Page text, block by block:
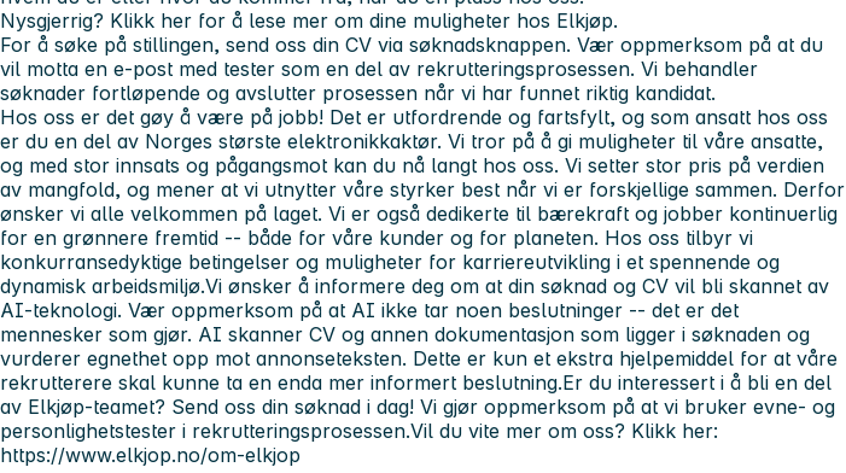
Nysgjerrig? Klikk her for å lese mer om dine muligheter hos Elkjøp.
For å søke på stillingen, send oss din CV via søknadsknappen. Vær oppmerksom på at du
vil motta en e-post med tester som en del av rekrutteringsprosessen. Vi behandler
søknader fortløpende og avslutter prosessen når vi har funnet riktig kandidat.
Hos oss er det gøy å være på jobb! Det er utfordrende og fartsfylt, og som ansatt hos oss
er du en del av Norges største elektronikkaktør. Vi tror på å gi muligheter til våre ansatte,
og med stor innsats og pågangsmot kan du nå langt hos oss. Vi setter stor pris på verdien
av mangfold, og mener at vi utnytter våre styrker best når vi er forskjellige sammen. Derfor
ønsker vi alle velkommen på laget. Vi er også dedikerte til bærekraft og jobber kontinuerlig
for en grønnere fremtid -- både for våre kunder og for planeten. Hos oss tilbyr vi
konkurransedyktige betingelser og muligheter for karriereutvikling i et spennende og
dynamisk arbeidsmiljø.Vi ønsker å informere deg om at din søknad og CV vil bli skannet av
AI-teknologi. Vær oppmerksom på at AI ikke tar noen beslutninger -- det er det
mennesker som gjør. AI skanner CV og annen dokumentasjon som ligger i søknaden og
vurderer egnethet opp mot annonseteksten. Dette er kun et ekstra hjelpemiddel for at våre
rekrutterere skal kunne ta en enda mer informert beslutning.Er du interessert i å bli en del
av Elkjøp-teamet? Send oss din søknad i dag! Vi gjør oppmerksom på at vi bruker evne- og
personlighetstester i rekrutteringsprosessen.Vil du vite mer om oss? Klikk her:
https://www.elkjop.no/om-elkjop